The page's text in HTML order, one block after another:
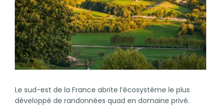
Le sud-est de la France abrite l’écosystème le plus
développé de randonnées quad en domaine privé.